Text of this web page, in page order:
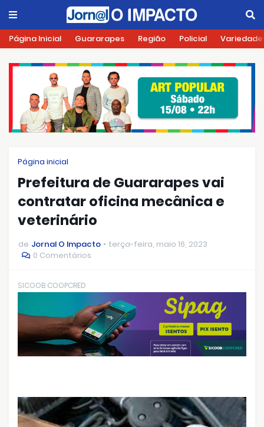
Página Inicial Guararapes Região Policial
Página inicial
Prefeitura de Guararapes vai
contratar oficina mecânica e
veterinário
de Jornal O Impacto
terça-feira, maio 16, 2023
0 Comentários
SICOOB COOPCRED